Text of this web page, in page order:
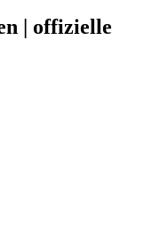
| offizielle